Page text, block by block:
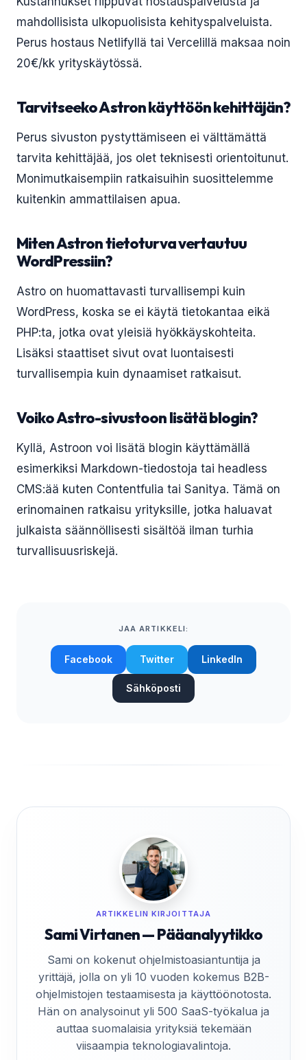
mahdollisista ulkopuolisista kehityspalveluista.
Perus hostaus Netlifyllä tai Vercelillä maksaa noin
20€/kk yrityskäytössä.
Tarvitseeko Astron käyttöön kehittäjän?
Perus sivuston pystyttämiseen ei välttämättä
tarvita kehittäjää, jos olet teknisesti orientoitunut.
Monimutkaisempiin ratkaisuihin suosittelemme
kuitenkin ammattilaisen apua.
Miten Astron tietoturva vertautuu
WordPressiin?
Astro on huomattavasti turvallisempi kuin
WordPress, koska se ei käytä tietokantaa eikä
PHP:ta, jotka ovat yleisiä hyökkäyskohteita.
Lisäksi staattiset sivut ovat luontaisesti
turvallisempia kuin dynaamiset ratkaisut.
Voiko Astro-sivustoon lisätä blogin?
Kyllä, Astroon voi lisätä blogin käyttämällä
esimerkiksi Markdown-tiedostoja tai headless
CMS:ää kuten Contentfulia tai Sanitya. Tämä on
erinomainen ratkaisu yrityksille, jotka haluavat
julkaista säännöllisesti sisältöä ilman turhia
turvallisuusriskejä.
JAA ARTIKKELI:
Facebook Twitter LinkedIn
Sähköposti
ARTIKKELIN KIRJOITTAJA
Sami Virtanen — Pääanalyytikko
Sami on kokenut ohjelmistoasiantuntija ja
yrittäjä, jolla on yli 10 vuoden kokemus B2B-
ohjelmistojen testaamisesta ja käyttöönotosta.
Hän on analysoinut yli 500 SaaS-työkalua ja
auttaa suomalaisia yrityksiä tekemään
viisaampia teknologiavalintoja.